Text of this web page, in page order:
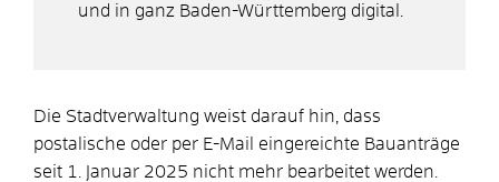
und in ganz Baden-Württemberg digital.
Die Stadtverwaltung weist darauf hin, dass
postalische oder per E-Mail eingereichte Bauanträge
seit 1. Januar 2025 nicht mehr bearbeitet werden.